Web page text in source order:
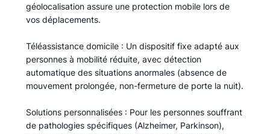
géolocalisation assure une protection mobile lors de
vos déplacements.
Téléassistance domicile : Un dispositif fixe adapté aux
personnes à mobilité réduite, avec détection
automatique des situations anormales (absence de
mouvement prolongée, non-fermeture de porte la nuit).
Solutions personnalisées : Pour les personnes souffrant
de pathologies spécifiques (Alzheimer, Parkinson),